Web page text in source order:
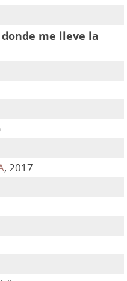
me lleve la
, 2017